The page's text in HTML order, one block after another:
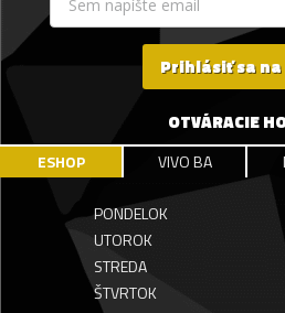
Prihlásiť sa
OTVÁRACIE
ESHOP VIVO BA
PONDELOK
UTOROK
STREDA
ŠTVRTOK